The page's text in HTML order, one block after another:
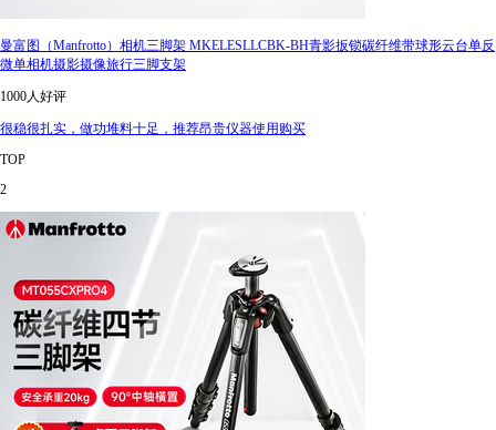
曼富图（Manfrotto）相机三脚架 MKELESLLCBK-BH青影扳锁碳纤维带球形云台单反
微单相机摄影摄像旅行三脚支架
1000人好评
很稳很扎实，做功堆料十足，推荐昂贵仪器使用购买
TOP
2